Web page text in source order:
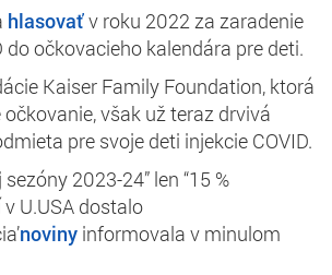
hlasovaťv roku 2022 za zaradenie
do očkovacieho kalendára pre deti.
Kaiser Family Foundation, ktorá
však už teraz drvivá
pre svoje deti injekcie COVID.
2023-24” len “15 %
U.USA dostalo
noviny informovala v minulom